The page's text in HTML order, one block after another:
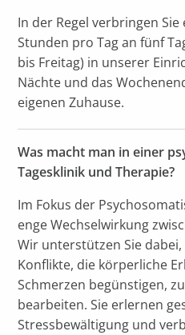
In der Regel verbringen
Stunden pro Tag an fünf
bis Freitag) in unserer
Nächte und das
eigenen Zuhause.
Was macht man in einer
Tagesklinik und Therapie?
Im Fokus der
enge Wechselwirkung
Wir unterstützen Sie
Konflikte, die körperliche
Schmerzen begünstigen,
bearbeiten. Sie erlernen
Stressbewältigung und